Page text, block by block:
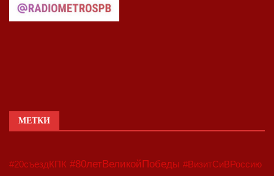
МЕТКИ
#20съездКПК #80летВеликойПобеды #ВизитСиВРоссию